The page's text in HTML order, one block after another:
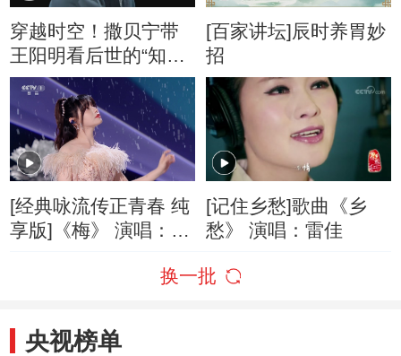
穿越时空！撒贝宁带
王阳明看后世的“知行
合一”
[百家讲坛]辰时养胃妙
招
[经典咏流传正青春 纯
享版]《梅》 演唱：黄
[记住乡愁]歌曲《乡
愁》 演唱：雷佳
换一批
央视榜单